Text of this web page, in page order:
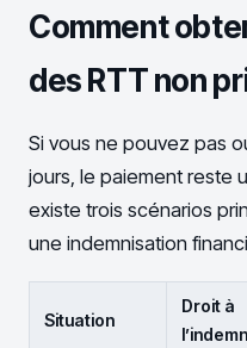
Comment
des RTT non
Si vous ne pouvez pas
jours, le paiement reste
existe trois scénarios
une indemnisation
Situation
Droit à